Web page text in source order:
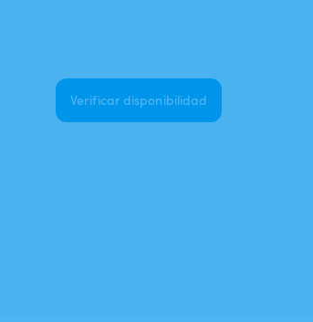
Verificar disponibilidad